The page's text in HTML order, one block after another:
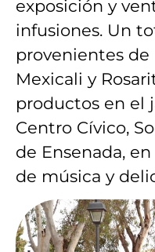
exposición y
infusiones. Un
provenientes de
Mexicali y
productos en el
Centro Cívico,
de Ensenada,
de música y